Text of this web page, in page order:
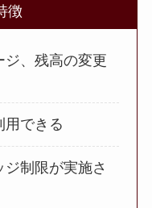
徴
ジ、残高の変更
用できる
制限が実施さ